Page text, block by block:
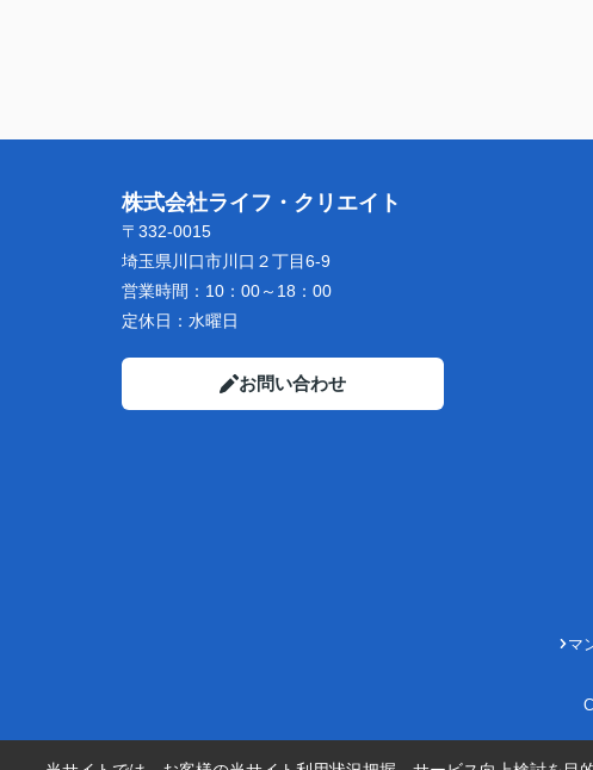
株式会社ライフ・クリエイト
〒332-0015
埼玉県川口市川口２丁目6-9
営業時間： 10：00～18：00
定休日： 水曜日
お問い合わせ
マ